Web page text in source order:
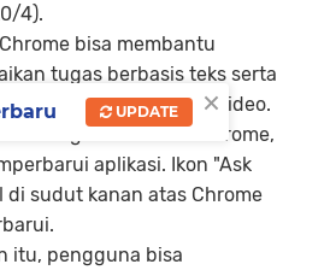
4).
bisa membantu
tugas berbasis teks serta
pada foto maupun video.
dukungan Gemini di Chrome,
aplikasi. Ikon "Ask
di sudut kanan atas Chrome
itu, pengguna bisa
×
UPDATE